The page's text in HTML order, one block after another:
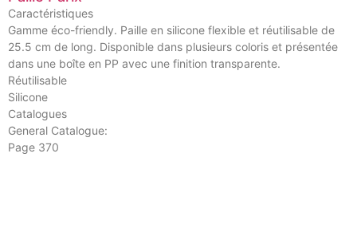
Caractéristiques
Gamme éco-friendly. Paille en silicone flexible et réutilisable de
25.5 cm de long. Disponible dans plusieurs coloris et présentée
dans une boîte en PP avec une finition transparente.
Réutilisable
Silicone
Catalogues
General Catalogue:
Page 370